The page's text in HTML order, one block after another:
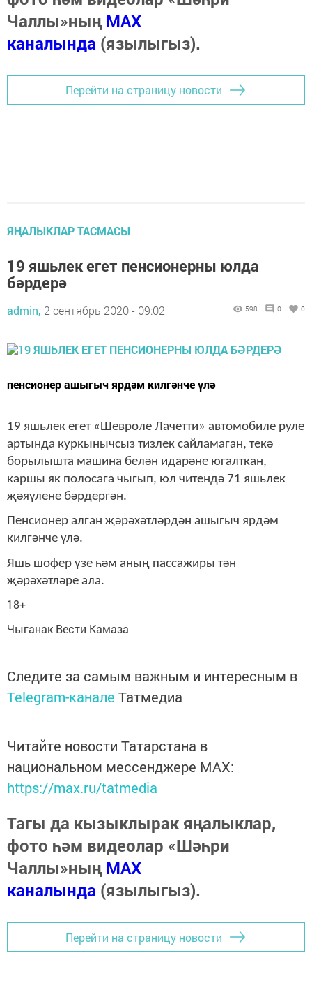
Чаллы»ныңMAX
каналында (язылыгыз).
Перейти на страницу новости
ЯҢАЛЫКЛАР ТАСМАСЫ
19 яшьлек егет пенсионерны юлда
бәрдерә
admin, 2 сентябрь 2020 - 09:02 598 0 0
пенсионер ашыгыч ярдәм килгәнче үлә
19 яшьлек егет «Шевроле Лачетти» автомобиле руле
артында куркынычсыз тизлек сайламаган, текә
борылышта машина белән идарәне югалткан,
каршы як полосага чыгып, юл читендә 71 яшьлек
җәяүлене бәрдергән.
Пенсионер алган җәрәхәтләрдән ашыгыч ярдәм
килгәнче үлә.
Яшь шофер үзе һәм аның пассажиры тән
җәрәхәтләре ала.
18+
Чыганак Вести Камаза
Следите за самым важным и интересным в
Telegram-канале Татмедиа
Читайте новости Татарстана в
национальном мессенджере MАХ:
https://max.ru/tatmedia
Тагы да кызыклырак яңалыклар,
фото һәм видеолар «Шәһри
Чаллы»ныңMAX
каналында (язылыгыз).
Перейти на страницу новости